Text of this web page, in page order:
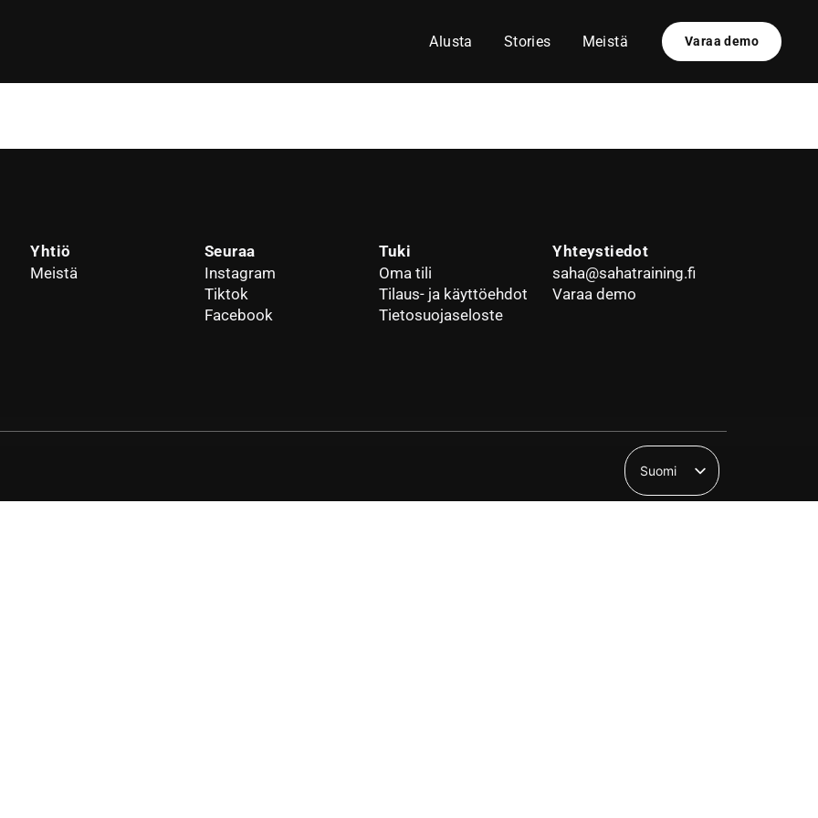
Alusta Stories Meistä Varaa demo
Yhtiö
Meistä
Seuraa
Instagram
Tiktok
Facebook
Tuki
Oma tili
Tilaus- ja käyttöehdot
Tietosuojaseloste
Yhteystiedot
saha@sahatraining.fi
Varaa demo
Suomi
English